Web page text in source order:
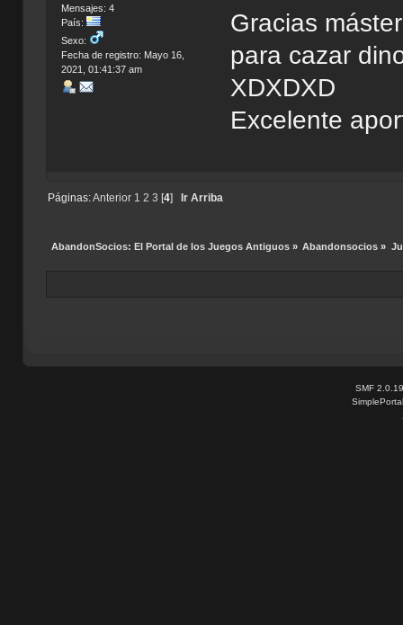
Mensajes: 4
País:
Sexo:
Fecha de registro: Mayo 16,
2021, 01:41:37 am
Gracias
para cazar
XDXDXD
Excelente
Páginas:Anterior 1 2 3 [4] Ir Arriba
AbandonSocios: El Portal de los Juegos Antiguos» Abandonsocios »
SMF 2.0.19